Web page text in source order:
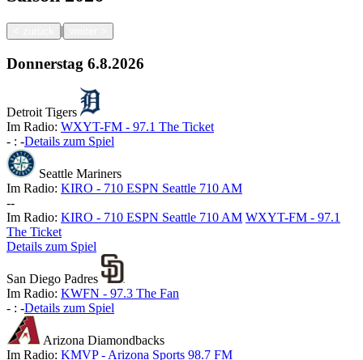
|
Donnerstag 6.8.2026
Detroit Tigers
Im Radio: WXYT-FM - 97.1 The Ticket
- : -Details zum Spiel
Seattle Mariners
Im Radio: KIRO - 710 ESPN Seattle 710 AM
--
Im Radio: KIRO - 710 ESPN Seattle 710 AM WXYT-FM - 97.1
The Ticket
Details zum Spiel
San Diego Padres
Im Radio: KWFN - 97.3 The Fan
- : -Details zum Spiel
Arizona Diamondbacks
Im Radio: KMVP - Arizona Sports 98.7 FM